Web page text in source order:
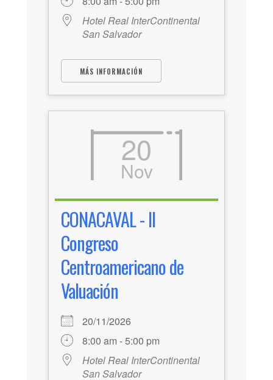
Hotel Real InterContinental
San Salvador
MÁS INFORMACIÓN
20
Nov
CONACAVAL - II
Congreso
Centroamericano de
Valuación
20/11/2026
8:00 am - 5:00 pm
Hotel Real InterContinental
San Salvador